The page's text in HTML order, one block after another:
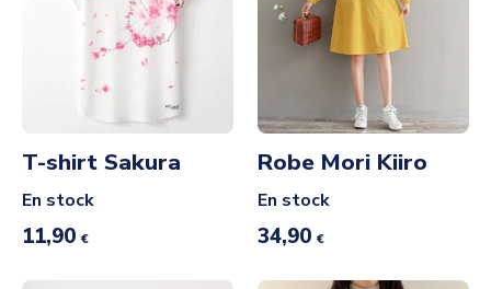
T-shirt Sakura
En stock
11,90 €
Robe Mori Kiiro
En stock
34,90 €